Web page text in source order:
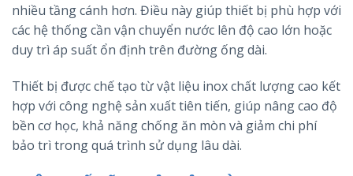
nhiều tầng cánh hơn. Điều này giúp thiết bị phù hợp với
các hệ thống cần vận chuyển nước lên độ cao lớn hoặc
duy trì áp suất ổn định trên đường ống dài.
Thiết bị được chế tạo từ vật liệu inox chất lượng cao kết
hợp với công nghệ sản xuất tiên tiến, giúp nâng cao độ
bền cơ học, khả năng chống ăn mòn và giảm chi phí
bảo trì trong quá trình sử dụng lâu dài.